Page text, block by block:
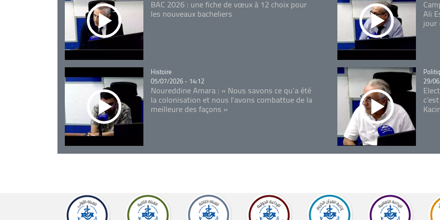
BAC 2026 : une fiche de vœux à 12 choix pour
les nouveaux bacheliers Ali
jour
Catégorie
Histoire
05/07/2026 - 14:12
Noureddine Amara : « Nous savons ce qu’a été
la colonisation et nous l’avons combattue de la
meilleure des façons »
29/